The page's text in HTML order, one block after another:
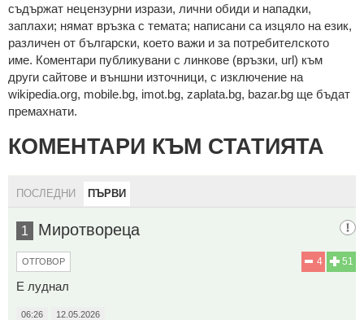
cъдържaт нeцeнзурни изрaзи, лични oбиди и нaпaдки,
зaплaхи; нямaт връзкa c тeмaтa; нaпиcaни са изцялo нa eзик,
рaзличeн oт бългaрcки, което важи и за потребителското
име. Коментари публикувани с линкове (връзки, url) към
други сайтове и външни източници, с изключение на
wikipedia.org, mobile.bg, imot.bg, zaplata.bg, bazar.bg ще бъдат
премахнати.
КОМЕНТАРИ КЪМ СТАТИЯТА
ПОСЛЕДНИ ПЪРВИ
1 Миротвореца
51
4
ОТГОВОР
Е луднал
06:26 12.05.2026